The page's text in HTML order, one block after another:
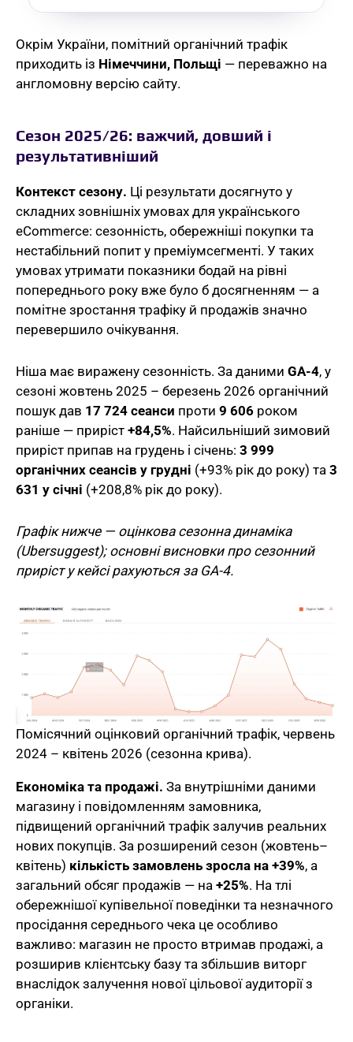
Окрім України, помітний органічний трафік
приходить із Німеччини, Польщі — переважно на
англомовну версію сайту.
Сезон 2025/26: важчий, довший і
результативніший
Контекст сезону. Ці результати досягнуто у
складних зовнішніх умовах для українського
eCommerce: сезонність, обережніші покупки та
нестабільний попит у преміумсегменті. У таких
умовах утримати показники бодай на рівні
попереднього року вже було б досягненням — а
помітне зростання трафіку й продажів значно
перевершило очікування.
Ніша має виражену сезонність. За даними GA-4, у
сезоні жовтень 2025 – березень 2026 органічний
пошук дав 17 724 сеанси проти 9 606 роком
раніше — приріст +84,5%. Найсильніший зимовий
приріст припав на грудень і січень: 3 999
органічних сеансів у грудні (+93% рік до року) та 3
631 у січні (+208,8% рік до року).
Графік нижче — оцінкова сезонна динаміка
(Ubersuggest); основні висновки про сезонний
приріст у кейсі рахуються за GA-4.
Помісячний оцінковий органічний трафік, червень
2024 – квітень 2026 (сезонна крива).
Економіка та продажі. За внутрішніми даними
магазину і повідомленням замовника,
підвищений органічний трафік залучив реальних
нових покупців. За розширений сезон (жовтень–
квітень) кількість замовлень зросла на +39%, а
загальний обсяг продажів — на +25%. На тлі
обережнішої купівельної поведінки та незначного
просідання середнього чека це особливо
важливо: магазин не просто втримав продажі, а
розширив клієнтську базу та збільшив виторг
внаслідок залучення нової цільової аудиторії з
органіки.